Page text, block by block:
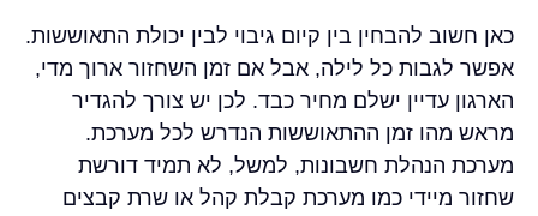
כאן חשוב להבחין בין קיום גיבוי לבין יכולת התאוששות.
אפשר לגבות כל לילה, אבל אם זמן השחזור ארוך מדי,
הארגון עדיין ישלם מחיר כבד. לכן יש צורך להגדיר
מראש מהו זמן ההתאוששות הנדרש לכל מערכת.
מערכת הנהלת חשבונות, למשל, לא תמיד דורשת
שחזור מיידי כמו מערכת קבלת קהל או שרת קבצים